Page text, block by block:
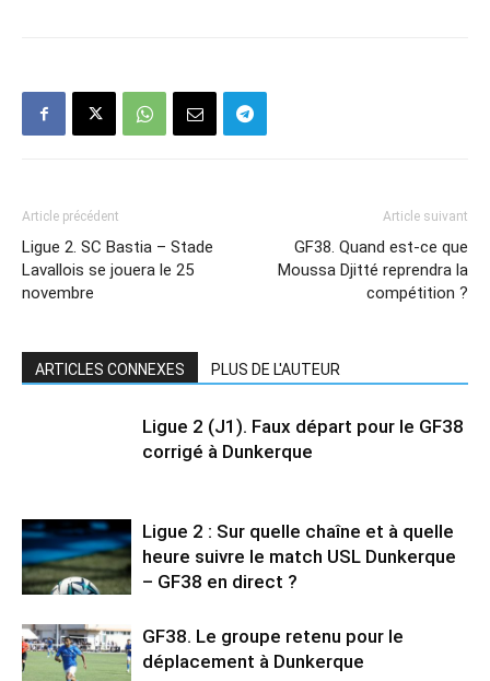
Article précédent
Ligue 2. SC Bastia – Stade
Lavallois se jouera le 25
novembre
Article suivant
GF38. Quand est-ce que
Moussa Djitté reprendra la
compétition ?
ARTICLES CONNEXES PLUS DE L'AUTEUR
Ligue 2 (J1). Faux départ pour le GF38
corrigé à Dunkerque
Ligue 2 : Sur quelle chaîne et à quelle
heure suivre le match USL Dunkerque
– GF38 en direct ?
GF38. Le groupe retenu pour le
déplacement à Dunkerque